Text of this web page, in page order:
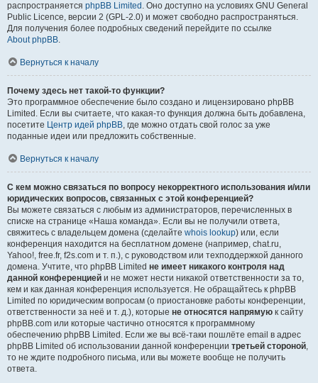
распространяется phpBB Limited . Оно доступно на условиях GNU General
Public Licence, версии 2 (GPL-2.0) и может свободно распространяться.
Для получения более подробных сведений перейдите по ссылке
About phpBB.
Вернуться к началу
Почему здесь нет такой-то функции?
Это программное обеспечение было создано и лицензировано phpBB
Limited. Если вы считаете, что какая-то функция должна быть добавлена,
посетите Центр идей phpBB, где можно отдать свой голос за уже
поданные идеи или предложить собственные.
Вернуться к началу
С кем можно связаться по вопросу некорректного использования и/или
юридических вопросов, связанных с этой конференцией?
Вы можете связаться с любым из администраторов, перечисленных в
списке на странице «Наша команда». Если вы не получили ответа,
свяжитесь с владельцем домена (сделайте whois lookup) или, если
конференция находится на бесплатном домене (например, chat.ru,
Yahoo!, free.fr, f2s.com и т. п.), с руководством или техподдержкой данного
домена. Учтите, что phpBB Limited не имеет никакого контроля над
данной конференцией и не может нести никакой ответственности за то,
кем и как данная конференция используется. Не обращайтесь к phpBB
Limited по юридическим вопросам (о приостановке работы конференции,
ответственности за неё и т. д.), которые не относятся напрямую к сайту
phpBB.com или которые частично относятся к программному
обеспечению phpBB Limited. Если же вы всё-таки пошлёте email в адрес
phpBB Limited об использовании данной конференции третьей стороной,
то не ждите подробного письма, или вы можете вообще не получить
ответа.